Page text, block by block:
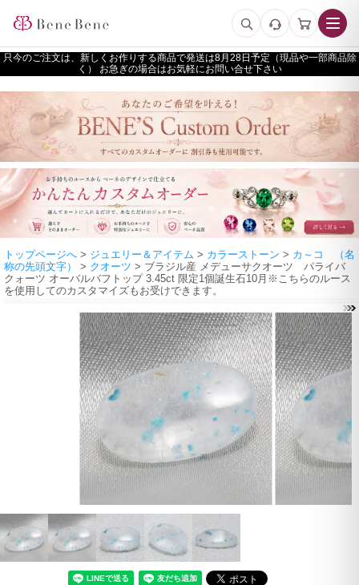
只今のご注文は、新しくお作りする商品で発送は
予定（現品や一部商品除
く） お急ぎの場合はお気軽にお問い合せ下さい
トップページへ > ジュエリー＆アイテム > カラーストーン > カ～コ （名
称の先頭文字）
> クオーツ > ブラジル産 メデューサクオーツ パライバ
クォーツ オーバルバフトップ 3.45ct 限定1個誕生石10月※こちらのルース
を使用してのカスタマイズもお受けできます。